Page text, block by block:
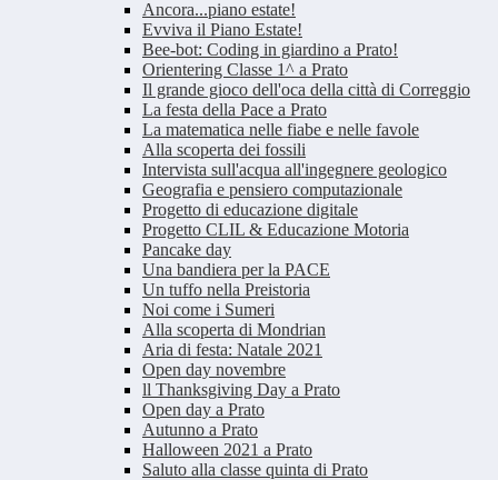
Ancora...piano estate!
Evviva il Piano Estate!
Bee-bot: Coding in giardino a Prato!
Orientering Classe 1^ a Prato
Il grande gioco dell'oca della città di Correggio
La festa della Pace a Prato
La matematica nelle fiabe e nelle favole
Alla scoperta dei fossili
Intervista sull'acqua all'ingegnere geologico
Geografia e pensiero computazionale
Progetto di educazione digitale
Progetto CLIL & Educazione Motoria
Pancake day
Una bandiera per la PACE
Un tuffo nella Preistoria
Noi come i Sumeri
Alla scoperta di Mondrian
Aria di festa: Natale 2021
Open day novembre
ll Thanksgiving Day a Prato
Open day a Prato
Autunno a Prato
Halloween 2021 a Prato
Saluto alla classe quinta di Prato